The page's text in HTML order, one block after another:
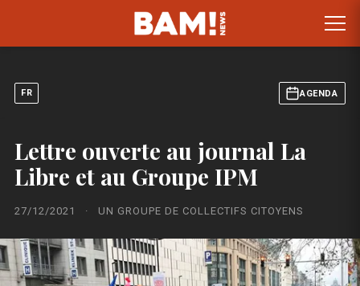
FR AGENDA
Lettre ouverte au journal La
Libre et au Groupe IPM
27/12/2021 · UN GROUPE DE COLLECTIFS CITOYENS